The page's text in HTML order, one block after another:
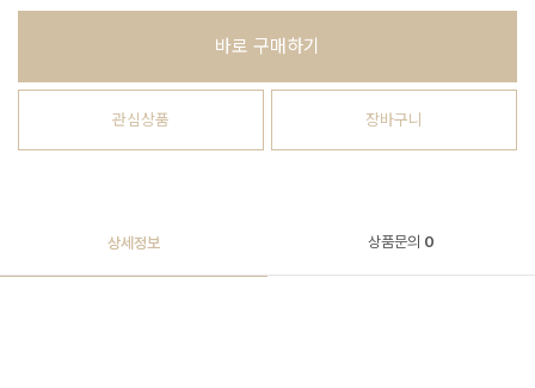
바로 구매하기
관심상품 장바구니
상세정보 상품문의 0